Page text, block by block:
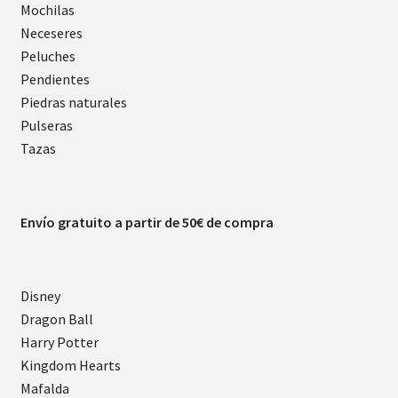
Mochilas
Neceseres
Peluches
Pendientes
Piedras naturales
Pulseras
Tazas
Envío gratuito a partir de 50€ de compra
Disney
Dragon Ball
Harry Potter
Kingdom Hearts
Mafalda